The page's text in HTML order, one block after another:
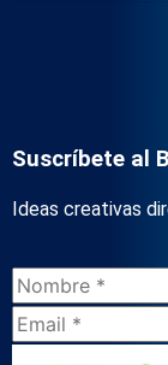
Suscríbete al
Ideas creativas